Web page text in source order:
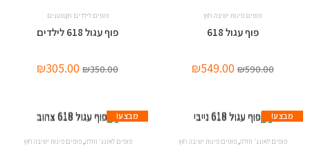
פופים פינות ישיבה חוץ
פוף עגול 618
₪590.00
₪549.00
פופים לילדים וקטנטנים
פוף עגול 618 לילדים
₪350.00
₪305.00
מבצע!
פופים לאונג' וזולה ,פופים פינות ישיבה חוץ
מבצע!
פופים לאונג' וזולה ,פופים פינות ישיבה חוץ